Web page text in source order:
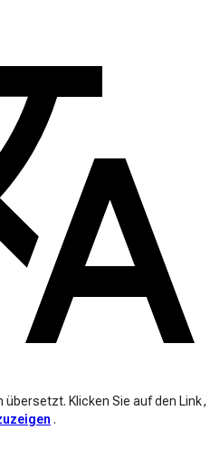
übersetzt. Klicken Sie auf den Link,
.